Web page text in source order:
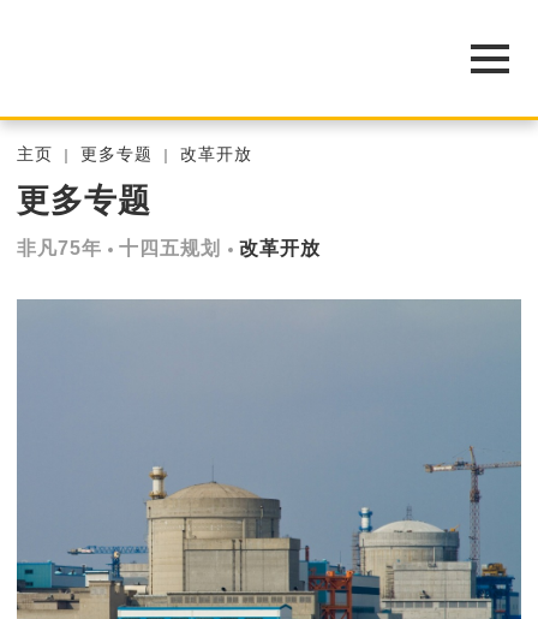
主页 更多专题 改革开放
更多专题
非凡75年 十四五规划 改革开放